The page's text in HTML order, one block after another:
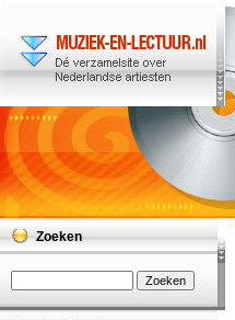
Zoeken